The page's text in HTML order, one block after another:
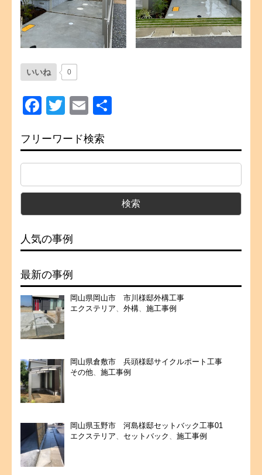
いいね 0
Facebook
TwitterEmail
フリーワード検索
人気の事例
最新の事例
岡山県岡山市 市川様邸外構工事
エクステリア、 外構、 施工事例
岡山県倉敷市 兵頭様邸サイクルポート工事
その他、 施工事例
岡山県玉野市 河島様邸セットバック工事01
エクステリア
セットバック 施工事例